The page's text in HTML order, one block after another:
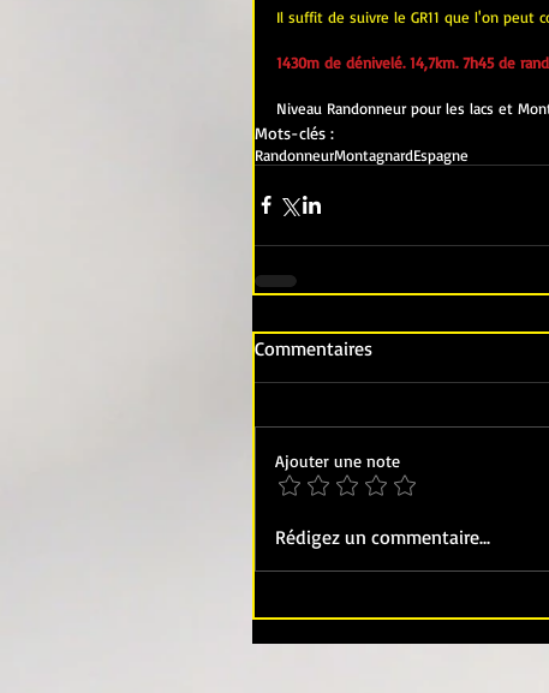
Il suffit de suivre le GR11 que l'on peut
1430m de dénivelé. 14,7km. 7h45 de
Niveau Randonneur pour les lacs et
Mots-clés :
RandonneurMontagnardEspagne
Commentaires
Ajouter une note
Rédigez un commentaire...